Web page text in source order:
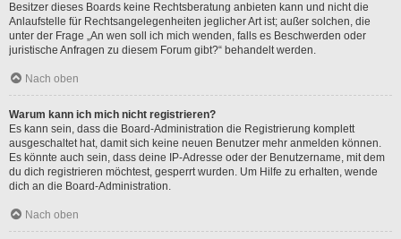
Besitzer dieses Boards keine Rechtsberatung anbieten kann und nicht die
Anlaufstelle für Rechtsangelegenheiten jeglicher Art ist; außer solchen, die
unter der Frage „An wen soll ich mich wenden, falls es Beschwerden oder
juristische Anfragen zu diesem Forum gibt?“ behandelt werden.
Nach oben
Warum kann ich mich nicht registrieren?
Es kann sein, dass die Board-Administration die Registrierung komplett
ausgeschaltet hat, damit sich keine neuen Benutzer mehr anmelden können.
Es könnte auch sein, dass deine IP-Adresse oder der Benutzername, mit dem
du dich registrieren möchtest, gesperrt wurden. Um Hilfe zu erhalten, wende
dich an die Board-Administration.
Nach oben